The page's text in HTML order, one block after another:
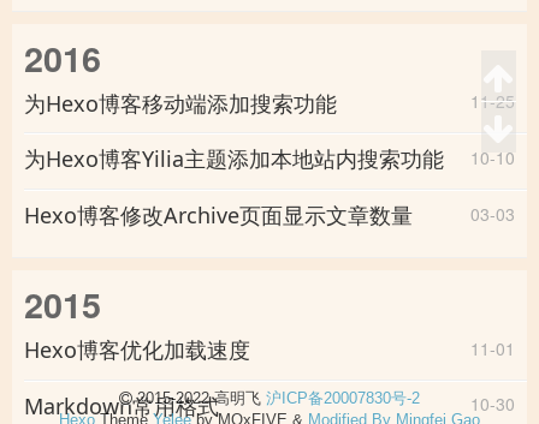
2016
11-25
为Hexo博客移动端添加搜索功能
10-10
为Hexo博客Yilia主题添加本地站内搜索功能
03-03
Hexo博客修改Archive页面显示文章数量
2015
11-01
Hexo博客优化加载速度
10-30
Markdown常用格式
2015-2022 高明飞 沪ICP备20007830号-2
HexoTheme Yeleeby MOxFIVE & Modified By Mingfei Gao